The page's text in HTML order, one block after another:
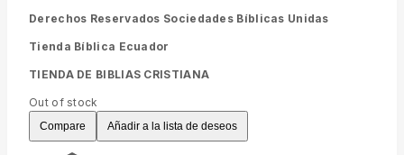
Derechos Reservados Sociedades Bíblicas Unidas
Tienda Bíblica Ecuador
TIENDA DE BIBLIAS CRISTIANA
Out of stock
Compare Añadir a la lista de deseos